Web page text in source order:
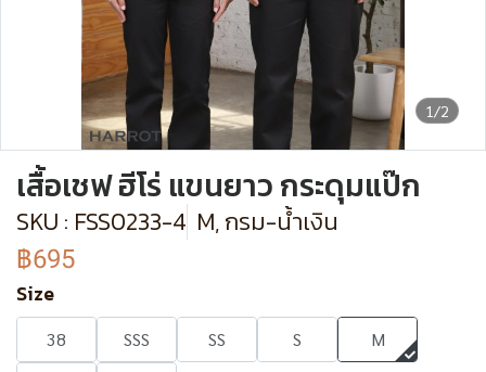
1/2
เสื้อเชฟ ฮีโร่ แขนยาว กระดุมแป๊ก
SKU : FSS0233-4 M, กรม-น้ำเงิน
฿695
Size
38 SSS SS S
M